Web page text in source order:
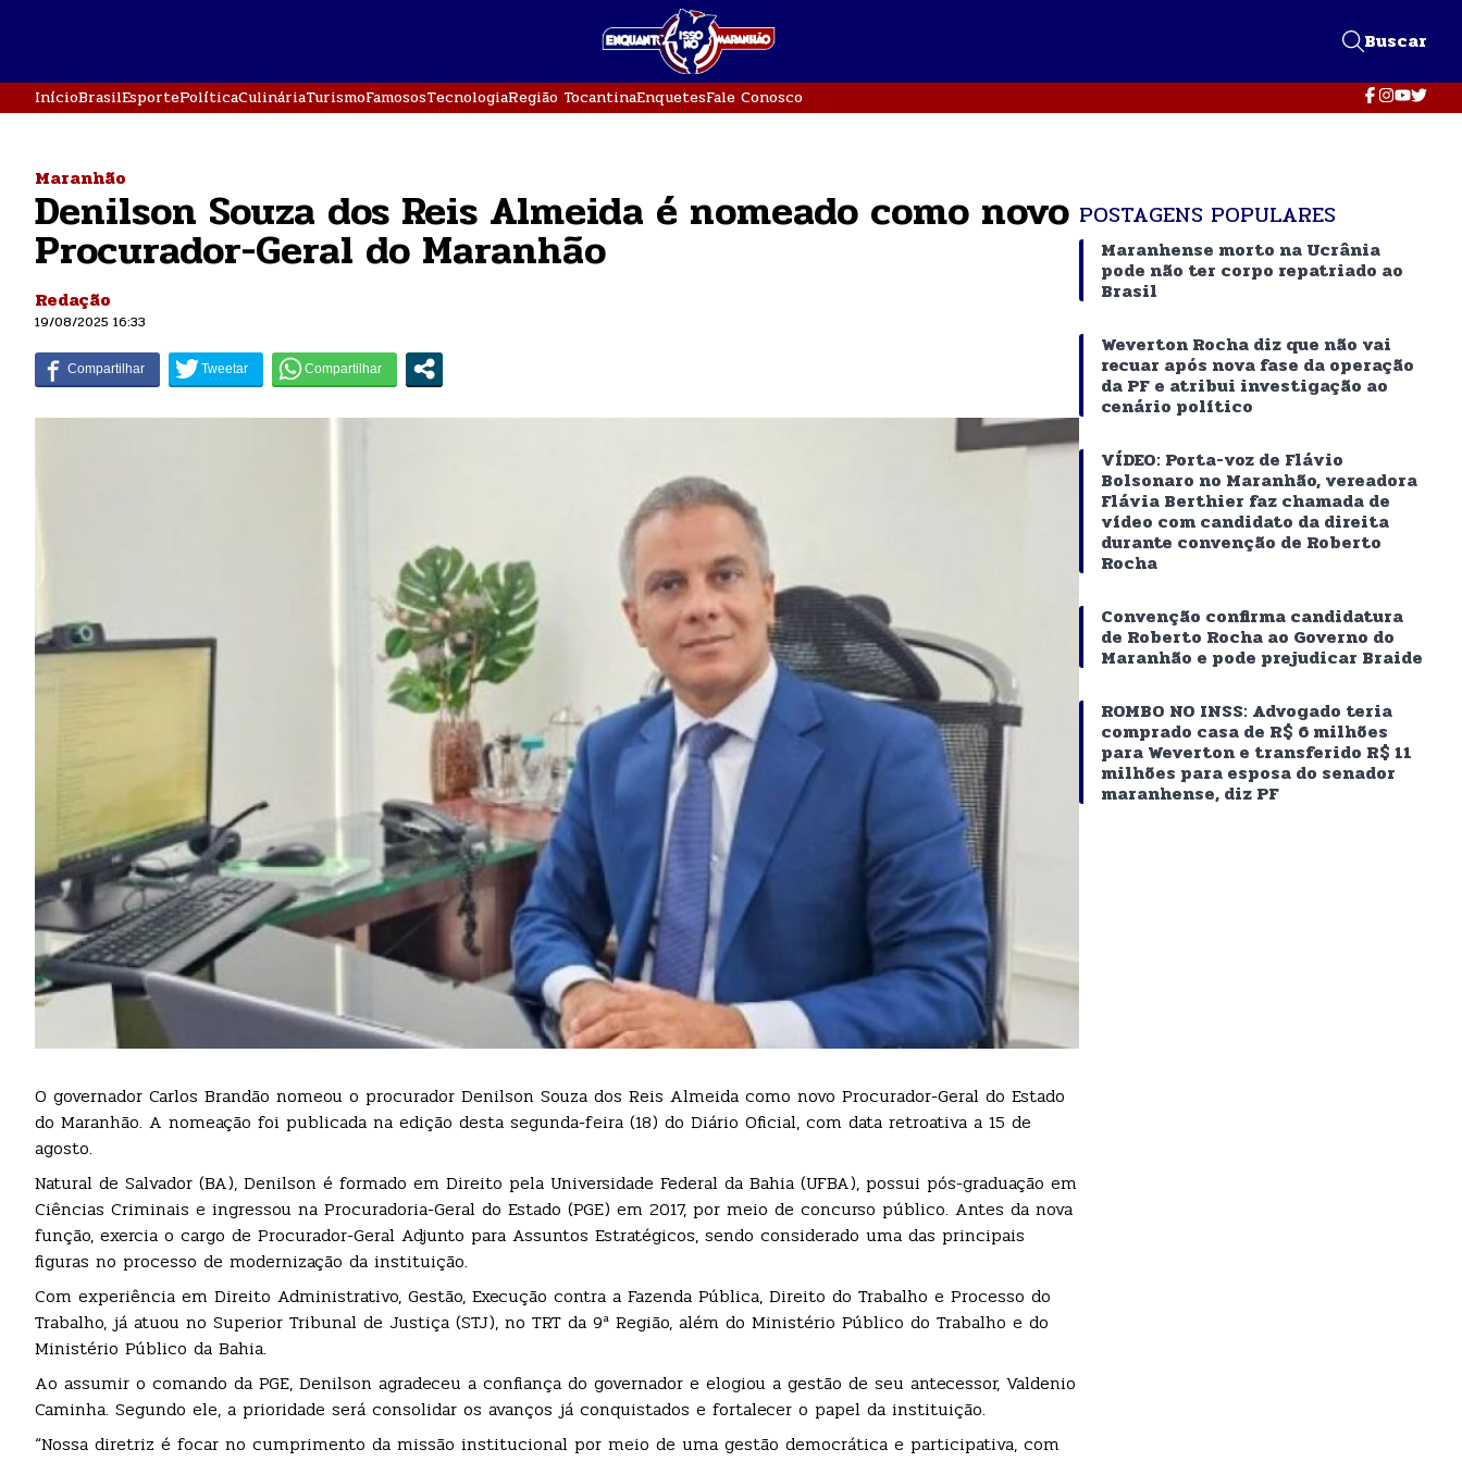
Buscar
InícioBrasilEsportePolíticaCulináriaTurismoFamososTecnologiaRegião TocantinaEnquetesFale Conosco
Maranhão
Denilson Souza dos Reis Almeida é nomeado como novo
Procurador-Geral do Maranhão
Redação
19/08/2025 16:33
O governador Carlos Brandão nomeou o procurador Denilson Souza dos Reis Almeida como novo Procurador-Geral do Estado
do Maranhão. A nomeação foi publicada na edição desta segunda-feira (18) do Diário Oficial, com data retroativa a 15 de
agosto.
Natural de Salvador (BA), Denilson é formado em Direito pela Universidade Federal da Bahia (UFBA), possui pós-graduação em
Ciências Criminais e ingressou na Procuradoria-Geral do Estado (PGE) em 2017, por meio de concurso público. Antes da nova
função, exercia o cargo de Procurador-Geral Adjunto para Assuntos Estratégicos, sendo considerado uma das principais
figuras no processo de modernização da instituição.
Com experiência em Direito Administrativo, Gestão, Execução contra a Fazenda Pública, Direito do Trabalho e Processo do
Trabalho, já atuou no Superior Tribunal de Justiça (STJ), no TRT da 9ª Região, além do Ministério Público do Trabalho e do
Ministério Público da Bahia.
Ao assumir o comando da PGE, Denilson agradeceu a confiança do governador e elogiou a gestão de seu antecessor, Valdenio
Caminha. Segundo ele, a prioridade será consolidar os avanços já conquistados e fortalecer o papel da instituição.
“Nossa diretriz é focar no cumprimento da missão institucional por meio de uma gestão democrática e participativa, com
POSTAGENS POPULARES
Maranhense morto na Ucrânia
pode não ter corpo repatriado ao
Brasil
Weverton Rocha diz que não vai
recuar após nova fase da operação
da PF e atribui investigação ao
cenário político
VÍDEO: Porta-voz de Flávio
Bolsonaro no Maranhão, vereadora
Flávia Berthier faz chamada de
vídeo com candidato da direita
durante convenção de Roberto
Rocha
Convenção confirma candidatura
de Roberto Rocha ao Governo do
Maranhão e pode prejudicar Braide
ROMBO NO INSS: Advogado teria
comprado casa de R$ 6 milhões
para Weverton e transferido R$ 11
milhões para esposa do senador
maranhense, diz PF